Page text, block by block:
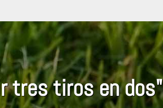
tres tiros en dos"